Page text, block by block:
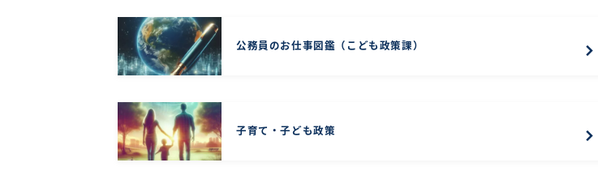
公務員のお仕事図鑑（こども政策課）
子育て・子ども政策